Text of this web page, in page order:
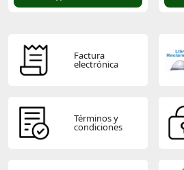
Factura
electrónica
Términos y
condiciones